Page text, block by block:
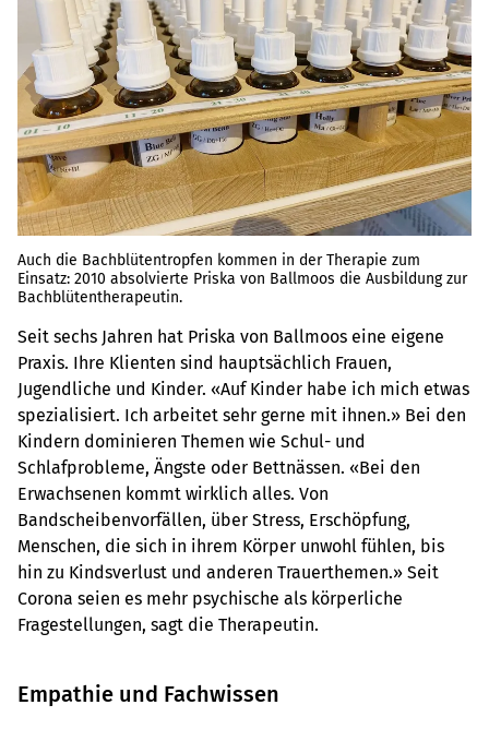
Auch die Bachblütentropfen kommen in der Therapie zum
Einsatz: 2010 absolvierte Priska von Ballmoos die Ausbildung zur
Bachblütentherapeutin.
Seit sechs Jahren hat Priska von Ballmoos eine eigene
Praxis. Ihre Klienten sind hauptsächlich Frauen,
Jugendliche und Kinder. «Auf Kinder habe ich mich etwas
spezialisiert. Ich arbeitet sehr gerne mit ihnen.» Bei den
Kindern dominieren Themen wie Schul- und
Schlafprobleme, Ängste oder Bettnässen. «Bei den
Erwachsenen kommt wirklich alles. Von
Bandscheibenvorfällen, über Stress, Erschöpfung,
Menschen, die sich in ihrem Körper unwohl fühlen, bis
hin zu Kindsverlust und anderen Trauerthemen.» Seit
Corona seien es mehr psychische als körperliche
Fragestellungen, sagt die Therapeutin.
Empathie und Fachwissen